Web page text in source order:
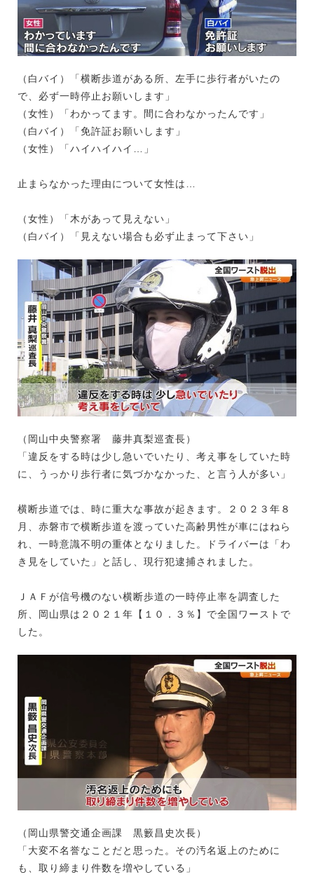
（白バイ）「横断歩道がある所、左手に歩行者がいたの
で、必ず一時停止お願いします」
（女性）「わかってます。間に合わなかったんです」
（白バイ）「免許証お願いします」
（女性）「ハイハイハイ…」
止まらなかった理由について女性は…
（女性）「木があって見えない」
（白バイ）「見えない場合も必ず止まって下さい」
（岡山中央警察署 藤井真梨巡査長）
「違反をする時は少し急いでいたり、考え事をしていた時
に、うっかり歩行者に気づかなかった、と言う人が多い」
横断歩道では、時に重大な事故が起きます。２０２３年８
月、赤磐市で横断歩道を渡っていた高齢男性が車にはねら
れ、一時意識不明の重体となりました。ドライバーは「わ
き見をしていた」と話し、現行犯逮捕されました。
ＪＡＦが信号機のない横断歩道の一時停止率を調査した
所、岡山県は２０２１年【１０．３％】で全国ワーストで
した。
（岡山県警交通企画課 黒籔昌史次長）
「大変不名誉なことだと思った。その汚名返上のために
も、取り締まり件数を増やしている」